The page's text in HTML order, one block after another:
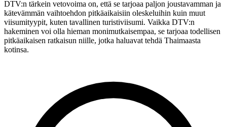
DTV:n tärkein vetovoima on, että se tarjoaa paljon joustavamman ja
kätevämmän vaihtoehdon pitkäaikaisiin oleskeluihin kuin muut
viisumityypit, kuten tavallinen turistiviisumi. Vaikka DTV:n
hakeminen voi olla hieman monimutkaisempaa, se tarjoaa todellisen
pitkäaikaisen ratkaisun niille, jotka haluavat tehdä Thaimaasta
kotinsa.